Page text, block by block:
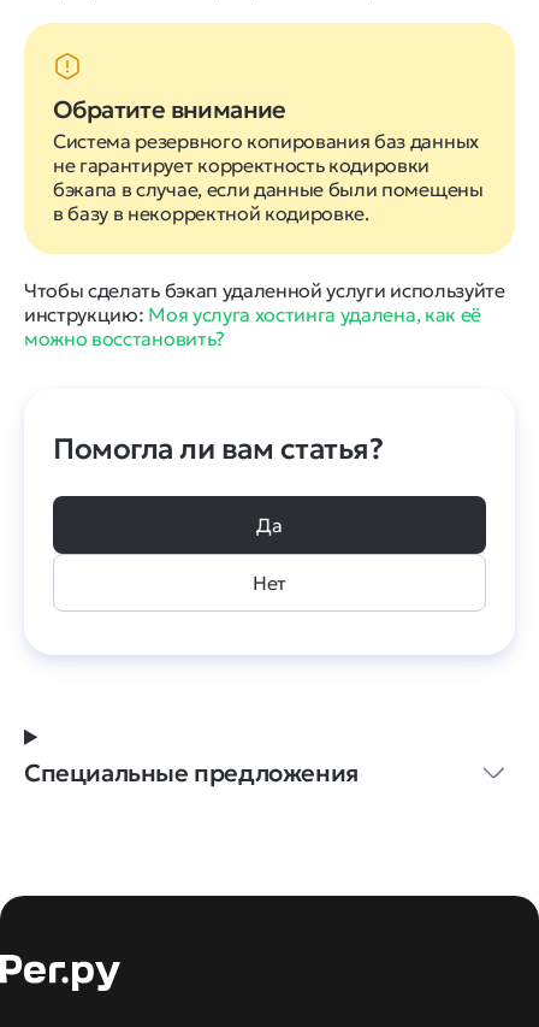
Обратите внимание
Cистема резервного копирования баз данных
не гарантирует корректность кодировки
бэкапа в случае, если данные были помещены
в базу в некорректной кодировке.
Чтобы сделать бэкап удаленной услуги используйте
инструкцию: Моя услуга хостинга удалена, как её
можно восстановить?
Помогла ли вам статья?
Да
Нет
Специальные предложения